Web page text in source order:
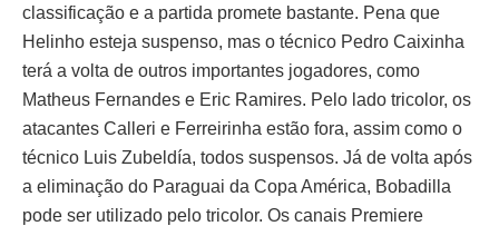
classificação e a partida promete bastante. Pena que
Helinho esteja suspenso, mas o técnico Pedro Caixinha
terá a volta de outros importantes jogadores, como
Matheus Fernandes e Eric Ramires. Pelo lado tricolor, os
atacantes Calleri e Ferreirinha estão fora, assim como o
técnico Luis Zubeldía, todos suspensos. Já de volta após
a eliminação do Paraguai da Copa América, Bobadilla
pode ser utilizado pelo tricolor. Os canais Premiere